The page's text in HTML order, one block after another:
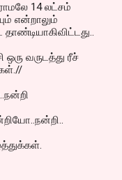
14 லட்சம்
என்றாலும்
வருடத்து ரீச்